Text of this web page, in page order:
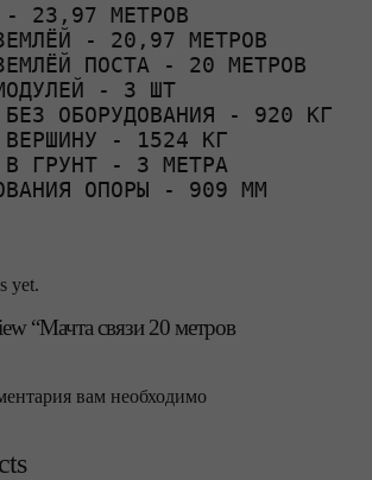
- 23,97 МЕТРОВ
- 20,97 МЕТРОВ
ПОСТА - 20 МЕТРОВ
- 3 ШТ
БЕЗ ОБОРУДОВАНИЯ - 920 КГ
ВЕРШИНУ - 1524 КГ
В ГРУНТ - 3 МЕТРА
ОПОРЫ - 909 ММ
yet.
“Мачта связи 20 метров
вам необходимо